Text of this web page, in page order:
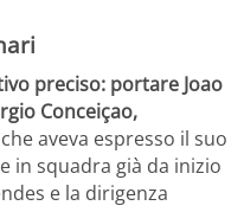
preciso: portare Joao
Conceiçao,
aveva espresso il suo
in squadra già da inizio
e la dirigenza